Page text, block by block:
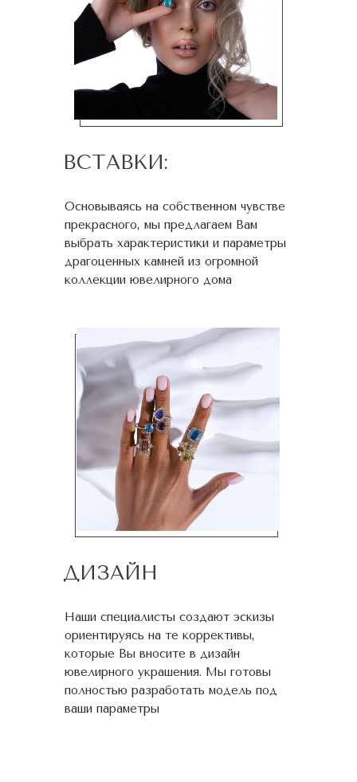
ВСТАВКИ:
Основываясь на собственном чувстве
прекрасного, мы предлагаем Вам
выбрать характеристики и параметры
драгоценных камней из огромной
коллекции ювелирного дома
ДИЗАЙН
Наши специалисты создают эскизы
ориентируясь на те коррективы,
которые Вы вносите в дизайн
ювелирного украшения. Мы готовы
полностью разработать модель под
ваши параметры